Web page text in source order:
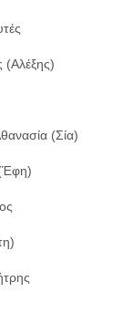
(Αλέξης)
(Σία)